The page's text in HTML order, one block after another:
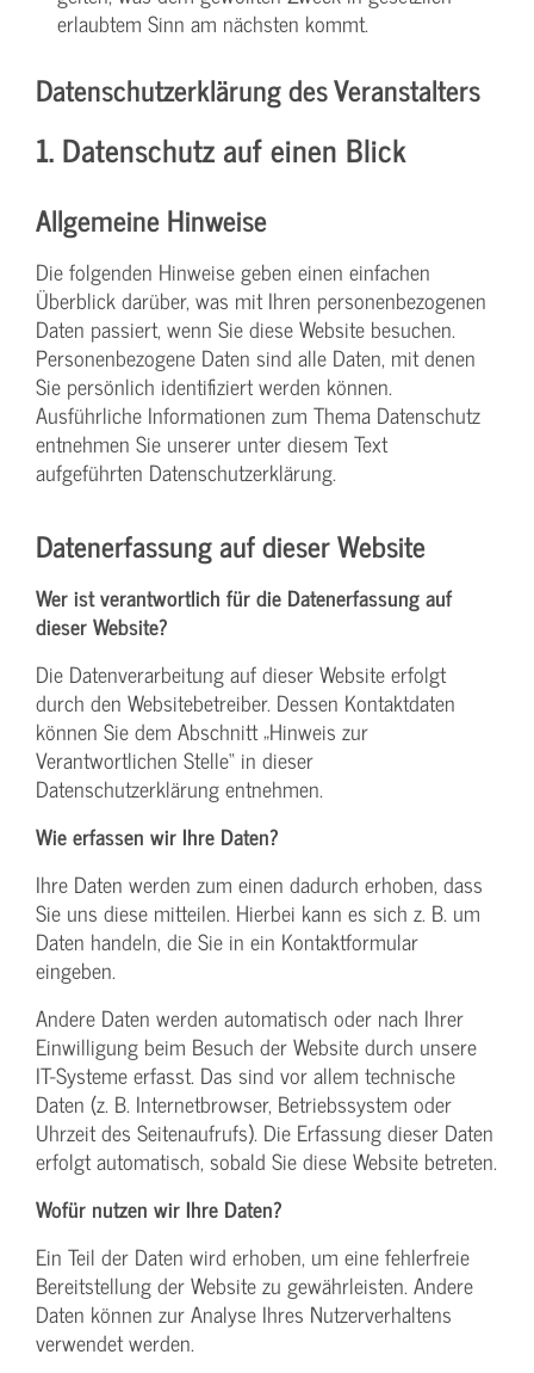
erlaubtem Sinn am nächsten kommt.
Datenschutzerklärung des Veranstalters
1. Datenschutz auf einen Blick
Allgemeine Hinweise
Die folgenden Hinweise geben einen einfachen
Überblick darüber, was mit Ihren personenbezogenen
Daten passiert, wenn Sie diese Website besuchen.
Personenbezogene Daten sind alle Daten, mit denen
Sie persönlich identifiziert werden können.
Ausführliche Informationen zum Thema Datenschutz
entnehmen Sie unserer unter diesem Text
aufgeführten Datenschutzerklärung.
Datenerfassung auf dieser Website
Wer ist verantwortlich für die Datenerfassung auf
dieser Website?
Die Datenverarbeitung auf dieser Website erfolgt
durch den Websitebetreiber. Dessen Kontaktdaten
können Sie dem Abschnitt „Hinweis zur
Verantwortlichen Stelle“ in dieser
Datenschutzerklärung entnehmen.
Wie erfassen wir Ihre Daten?
Ihre Daten werden zum einen dadurch erhoben, dass
Sie uns diese mitteilen. Hierbei kann es sich z. B. um
Daten handeln, die Sie in ein Kontaktformular
eingeben.
Andere Daten werden automatisch oder nach Ihrer
Einwilligung beim Besuch der Website durch unsere
IT-Systeme erfasst. Das sind vor allem technische
Daten (z. B. Internetbrowser, Betriebssystem oder
Uhrzeit des Seitenaufrufs). Die Erfassung dieser Daten
erfolgt automatisch, sobald Sie diese Website betreten.
Wofür nutzen wir Ihre Daten?
Ein Teil der Daten wird erhoben, um eine fehlerfreie
Bereitstellung der Website zu gewährleisten. Andere
Daten können zur Analyse Ihres Nutzerverhaltens
verwendet werden.